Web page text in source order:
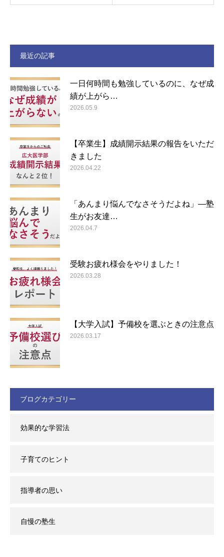
最近の記事
一日何時間も勉強しているのに、なぜ成
績が上がら…
2026.05.9
【卒業生】成績開示結果の報告をいただ
きました
2026.04.22
「あんまり悩んでなさそうだよね」―塾
生がお友達…
2026.04.7
受験お疲れ様会をやりました！
2026.03.28
【大学入試】予備校を選ぶときの注意点
2026.03.17
ブログカテゴリー
効果的な学習法
子育てのヒント
指導者の思い
自慢の塾生